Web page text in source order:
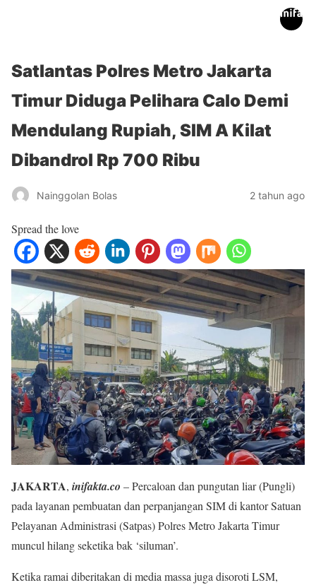
Satlantas Polres Metro Jakarta
Timur Diduga Pelihara Calo Demi
Mendulang Rupiah, SIM A Kilat
Dibandrol Rp 700 Ribu
Nainggolan Bolas 2 tahun ago
Spread the love
JAKARTA, inifakta.co – Percaloan dan pungutan liar (Pungli)
pada layanan pembuatan dan perpanjangan SIM di kantor Satuan
Pelayanan Administrasi (Satpas) Polres Metro Jakarta Timur
muncul hilang seketika bak ‘siluman’.
Ketika ramai diberitakan di media massa juga disoroti LSM,